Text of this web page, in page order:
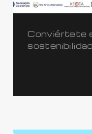
Conviértete